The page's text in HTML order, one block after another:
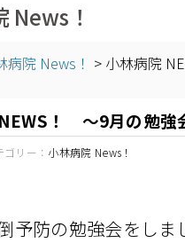
News！
病院 News！ > 小林病院
！ ～9月の勉強
ゴリー： 小林病院 News！
予防の勉強会をしま